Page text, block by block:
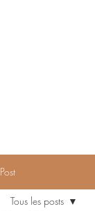
Post
Tous les posts